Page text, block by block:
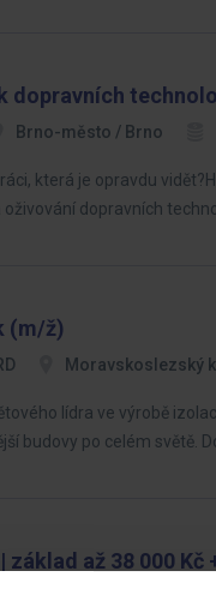
dopravních
Brno-město / Brno
která je opravdu
dopravních
(m/ž)
Moravskoslezský
lídra ve výrobě
budovy po celém světě.
základ až 38 000